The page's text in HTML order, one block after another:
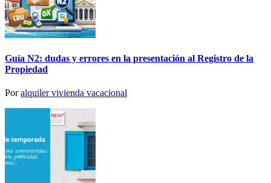
Guía N2: dudas y errores en la presentación al Registro de la
Propiedad
Poralquiler vivienda vacacional